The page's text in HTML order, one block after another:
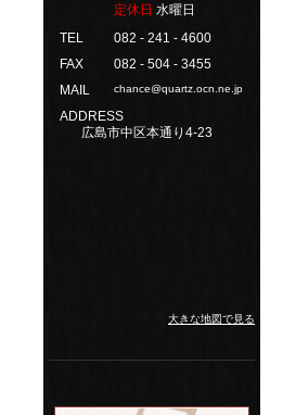
定休日 水曜日
TEL
082 - 241 - 4600
FAX
082 - 504 - 3455
MAIL
chance@quartz.ocn.ne.jp
ADDRESS
広島市中区本通り4-23
大きな地図で見る